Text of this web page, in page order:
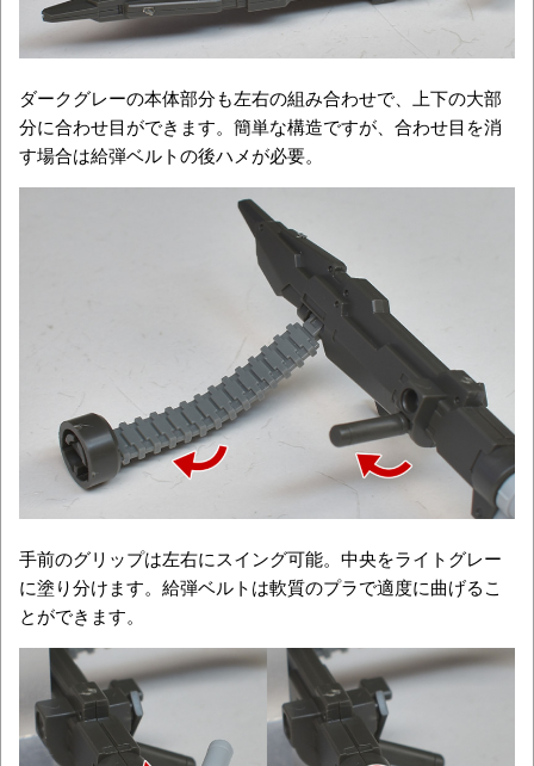
ダークグレーの本体部分も左右の組み合わせで、上下の大部
分に合わせ目ができます。簡単な構造ですが、合わせ目を消
す場合は給弾ベルトの後ハメが必要。
手前のグリップは左右にスイング可能。中央をライトグレー
に塗り分けます。給弾ベルトは軟質のプラで適度に曲げるこ
とができます。